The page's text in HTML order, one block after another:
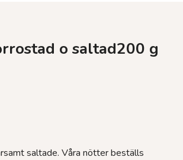
o saltad200 g
saltade. Våra nötter beställs